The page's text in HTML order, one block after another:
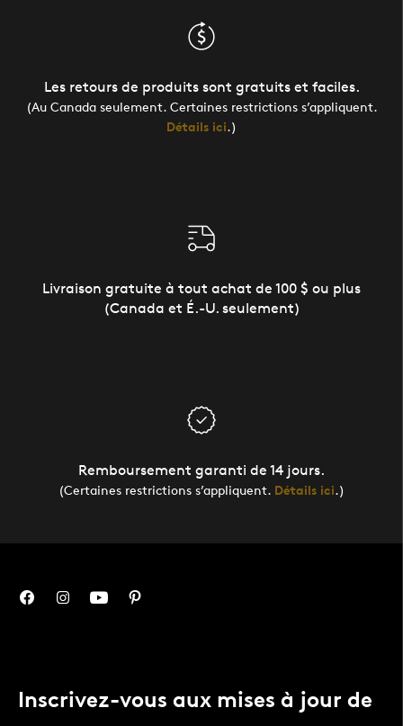
Les retours de produits sont gratuits et faciles.
(Au Canada seulement. Certaines restrictions s’appliquent.
Détails ici.)
Livraison gratuite à tout achat de 100 $ ou plus
(Canada et É.-U. seulement)
Remboursement garanti de 14 jours.
(Certaines restrictions s’appliquent. Détails ici.)
Inscrivez-vous aux mises à jour de